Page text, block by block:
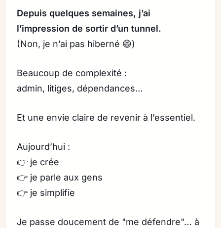
Depuis quelques semaines, j’ai
l’impression de sortir d’un tunnel.
(Non, je n’ai pas hiberné 😄)
Beaucoup de complexité :
admin, litiges, dépendances…
Et une envie claire de revenir à l’essentiel.
Aujourd’hui :
👉 je crée
👉 je parle aux gens
👉 je simplifie
Je passe doucement de "me défendre"… à